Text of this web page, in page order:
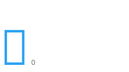
 0